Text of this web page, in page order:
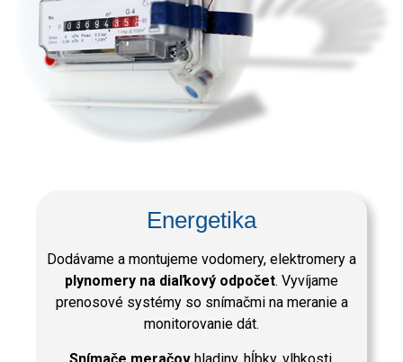
Energetika
Dodávame a montujeme vodomery, elektromery a
plynomery na diaľkový odpočet. Vyvíjame
prenosové systémy so snímačmi na meranie a
monitorovanie dát.
Snímače meračov hladiny, hĺbky, vlhkosti,